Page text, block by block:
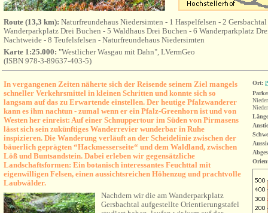
Route (13,3 km): Naturfreundehaus Niedersimten - 1 Haspelfelsen - 2
Wanderparkplatz Drei Buchen - 5 Waldhaus Drei Buchen - 6 Wanderparkplatz
Nachtweide - 8 Teufelsfelsen - Naturfreundehaus Niedersimten
Karte 1:25.000: "Westlicher Wasgau mit Dahn", LVermGeo
(ISBN 978-3-89637-403-5)
In vergangenen Zeiten näherte sich der Reisende seinem Ziel mangels
schneller Verkehrsmittel in kleinen Schritten und konnte sich so
langsam auf das zu Erwartende einstellen. Der heutige Pfalzwanderer
kann es ihm nachtun - zumal wenn er ein Pfalz-Greenhorn ist und von
Westen her einreist: Auf einer Schnuppertour im Süden von Pirmasens
lässt sich sein zukünftiges Wanderrevier wunderbar in Ruhe
inspizieren. Die Wanderung verläuft an der Scheidelinie zwischen der
bäuerlich geprägten “Hackmesserseite“ und dem Waldland, zwischen
Löß und Buntsandstein. Dabei erleben wir gegensätzliche
Landschaftsformen: Ein botanisch interessantes Feuchttal mit
eigenwilligen Felsen, einen aussichtsreichen Höhenzug und prachtvolle
Laubwälder.
Nachdem wir die am Wanderparkplatz
Gersbachtal aufgestellte Orientierungstafel
Ort: